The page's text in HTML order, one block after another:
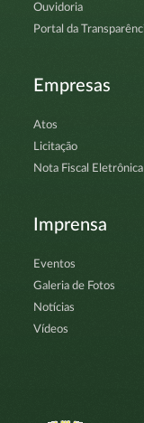
Ouvidoria
Portal da
Empresas
Atos
Licitação
Nota Fiscal Eletrônica
Imprensa
Eventos
Galeria de Fotos
Notícias
Vídeos